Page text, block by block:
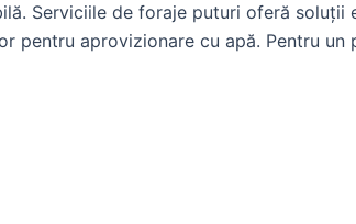
Serviciile de foraje puturi oferă soluții
pentru aprovizionare cu apă. Pentru un